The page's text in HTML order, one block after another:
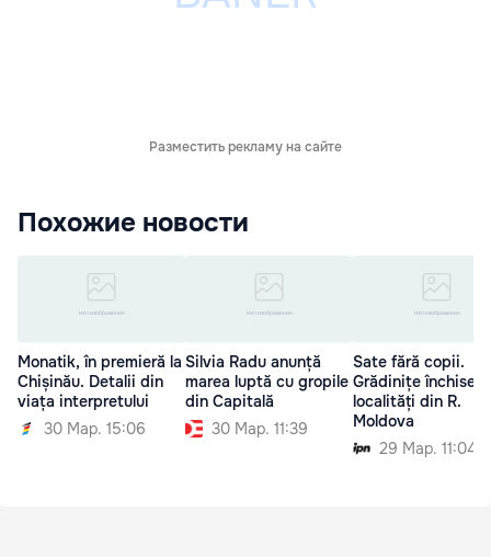
Разместить рекламу на сайте
Похожие новости
Monatik, în premieră la
Chișinău. Detalii din
viața interpretului
30 Мар. 15:06
Silvia Radu anunță
marea luptă cu gropile
din Capitală
30 Мар. 11:39
Sate fără copii.
Grădinițe închise
localități din R.
Moldova
29 Мар. 11:04